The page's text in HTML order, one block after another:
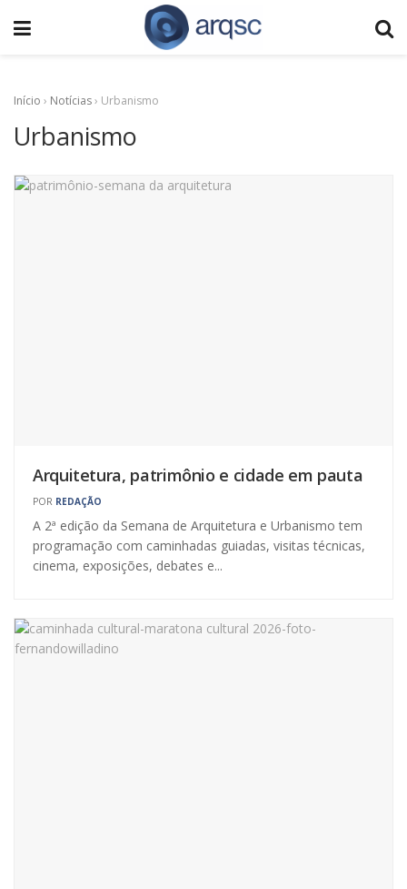
Início › Notícias› Urbanismo
Urbanismo
Arquitetura, patrimônio e cidade em pauta
POR REDAÇÃO
A 2ª edição da Semana de Arquitetura e Urbanismo tem
programação com caminhadas guiadas, visitas técnicas,
cinema, exposições, debates e...